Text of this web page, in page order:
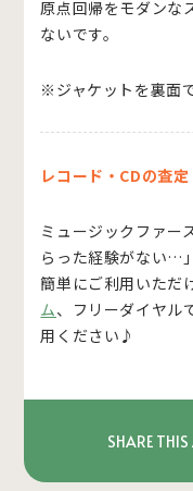
原点回帰をモダンな
ないです。
※ジャケットを裏面
レコード・CDの査
ミュージックファー
らった経験がない…
簡単にご利用いただ
ム、フリーダイヤル
用ください♪
SHARE